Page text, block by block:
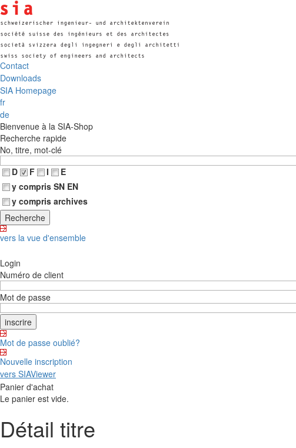
Contact
Downloads
SIA Homepage
fr
de
Bienvenue à la SIA-Shop
Recherche rapide
No, titre, mot-clé
D
F I
E
y compris SN EN
y compris archives
vers la vue d'ensemble
Login
Numéro de client
Mot de passe
Mot de passe oublié?
Nouvelle inscription
vers SIAViewer
Panier d'achat
Le panier est vide.
Détail titre